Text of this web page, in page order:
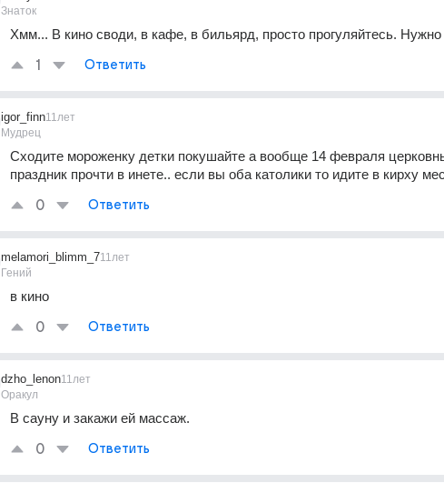
Знаток
Хмм... В кино своди, в кафе, в бильярд, просто прогуляйтесь. Нужно
1 Ответить
igor_finn
Мудрец
11лет
Сходите мороженку детки покушайте а вообще 14 февраля
праздник прочти в инете.. если вы оба католики то идите в кирху
0 Ответить
melamori_blimm_7
Гений
11лет
в кино
0 Ответить
dzho_lenon
Оракул
11лет
В сауну и закажи ей массаж.
0 Ответить